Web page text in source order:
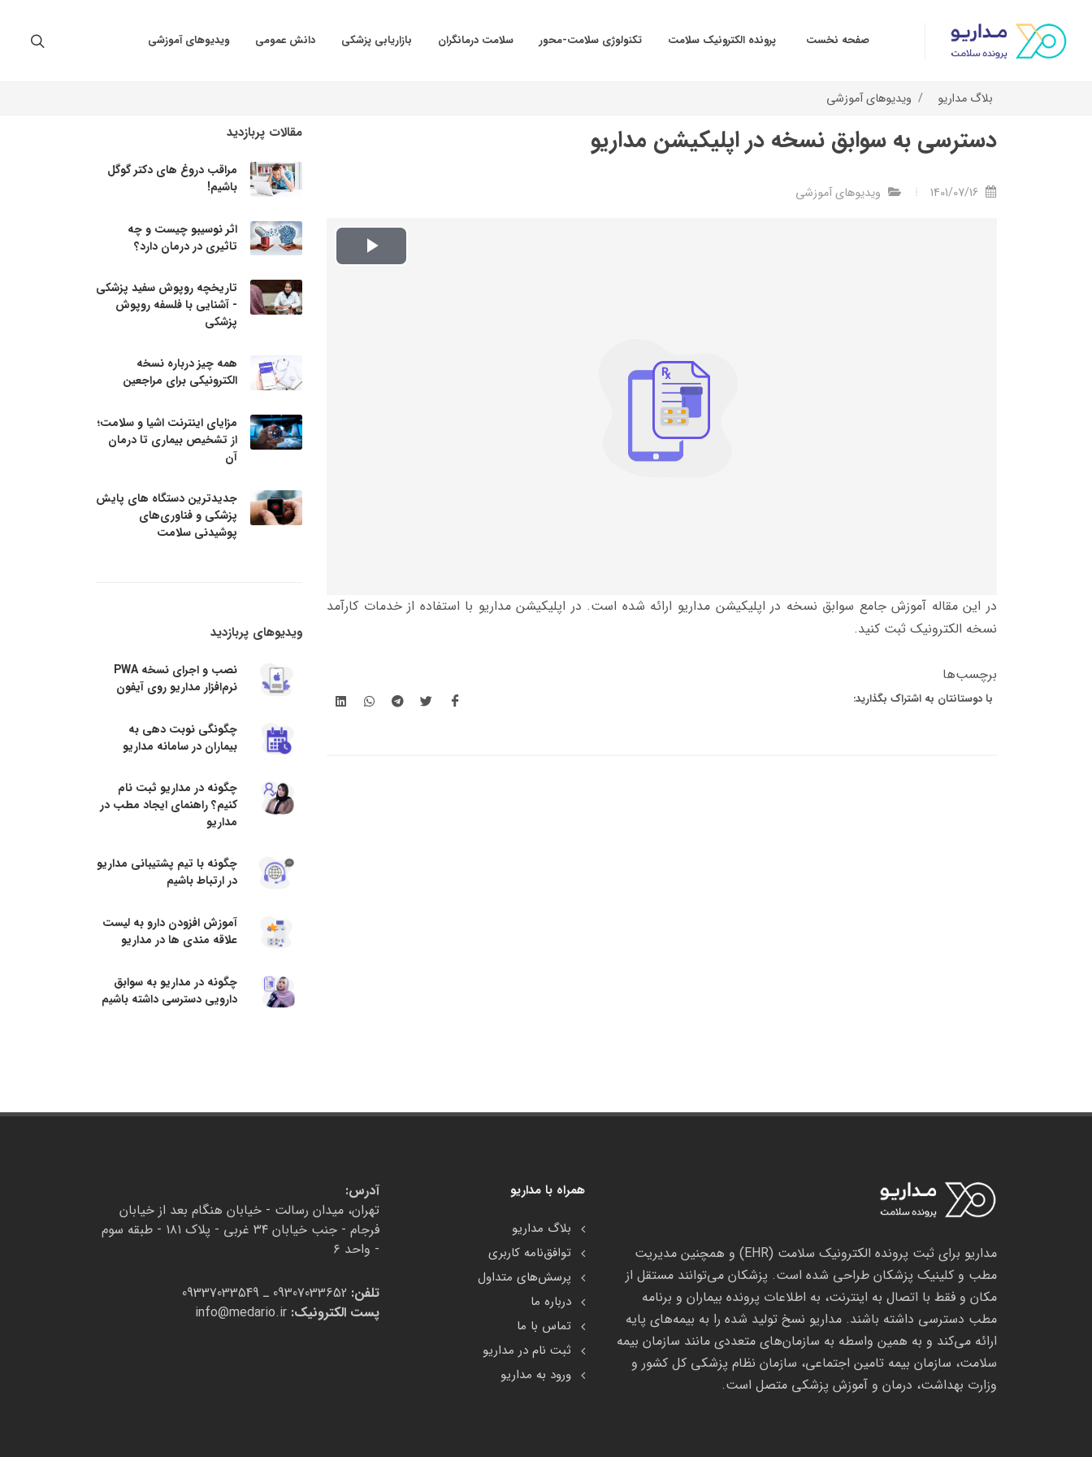
صفحه نخست پرونده الکترونیک سلامت تکنولوژی سلامت-محور سلامت درمانگران بازاریابی پزشکی دانش عمومی ویدیوهای آموزشی
بلاگ مداریو ویدیوهای آموزشی
دسترسی به سوابق نسخه در اپلیکیشن مداریو
ویدیوهای آموزشی
Play
در این مقاله آموزش جامع سوابق نسخه در اپلیکیشن مداریو ارائه شده است. در اپلیکیشن مداریو با استفاده از خدمات کارآمد
نسخه الکترونیک ثبت کنید.
برچسب‌ها
با دوستانتان به اشتراک بگذارید:
مقالات پربازدید
مراقب دروغ های دکتر گوگل
باشیم!
اثر نوسیبو چیست و چه
تاثیری در درمان دارد؟
تاریخچه روپوش سفید پزشکی
- آشنایی با فلسفه روپوش
پزشکی
همه چیز درباره نسخه
الکترونیکی برای مراجعین
مزایای اینترنت اشیا و سلامت؛
از تشخیص بیماری تا درمان
آن
جدیدترین دستگاه های پایش
پزشکی و فناوری‌های
پوشیدنی سلامت
ویدیوهای پربازدید
نصب و اجرای نسخه PWA
نرم‌افزار مداریو روی آیفون
چگونگی نوبت دهی به
بیماران در سامانه مداریو
چگونه در مداریو ثبت نام
کنیم؟ راهنمای ایجاد مطب در
مداریو
چگونه با تیم پشتیبانی مداریو
در ارتباط باشیم
آموزش افزودن دارو به لیست
علاقه مندی ها در مداریو
چگونه در مداریو به سوابق
دارویی دسترسی داشته باشیم
مداریو برای ثبت پرونده الکترونیک سلامت (EHR) و همچنین مدیریت
مطب و کلینیک پزشکان طراحی شده است. پزشکان می‌توانند مستقل از
مکان و فقط با اتصال به اینترنت، به اطلاعات پرونده بیماران و برنامه
مطب دسترسی داشته باشند. مداریو نسخ تولید شده را به بیمه‌های پایه
ارائه می‌کند و به همین واسطه به سازمان‌های متعددی مانند سازمان بیمه
سلامت، سازمان بیمه تامین اجتماعی، سازمان نظام پزشکی کل کشور و
وزارت بهداشت، درمان و آموزش پزشکی متصل است.
همراه با مداریو
بلاگ مداریو
توافق‌نامه کاربری
پرسش‌های متداول
درباره ما
تماس با ما
ثبت نام در مداریو
ورود به مداریو
آدرس:
تهران، میدان رسالت - خیابان هنگام بعد از خیابان
فرجام - جنب خیابان ۳۴ غربی - پلاک ۱۸۱ - طبقه سوم
- واحد ۶
تلفن:
پست الکترونیک: